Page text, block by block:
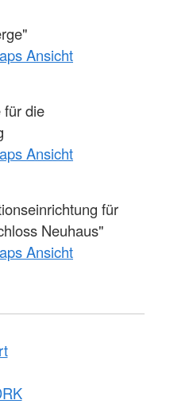
Ansicht
für die
Ansicht
für
Neuhaus"
Ansicht